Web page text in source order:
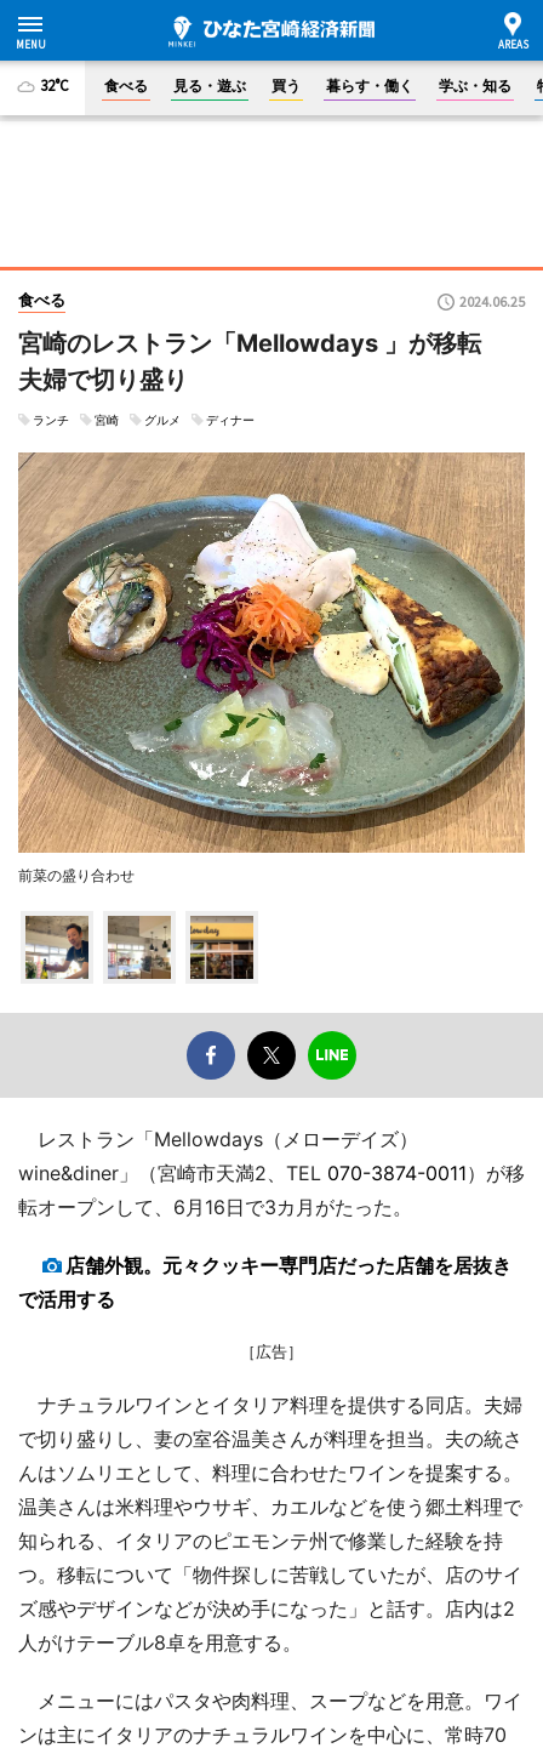
32°C 食べる 見る・遊ぶ 買う 暮らす・働く 学ぶ・知る
食べる 2024.06.25
宮崎のレストラン「Mellowdays 」が移転
夫婦で切り盛り
ランチ 宮崎 グルメ ディナー
前菜の盛り合わせ
レストラン「Mellowdays（メローデイズ）
wine&diner」（宮崎市天満2、TEL 070-3874-0011）が移
転オープンして、6月16日で3カ月がたった。
店舗外観。元々クッキー専門店だった店舗を居抜き
で活用する
［広告］
ナチュラルワインとイタリア料理を提供する同店。夫婦
で切り盛りし、妻の室谷温美さんが料理を担当。夫の統さ
んはソムリエとして、料理に合わせたワインを提案する。
温美さんは米料理やウサギ、カエルなどを使う郷土料理で
知られる、イタリアのピエモンテ州で修業した経験を持
つ。移転について「物件探しに苦戦していたが、店のサイ
ズ感やデザインなどが決め手になった」と話す。店内は2
人がけテーブル8卓を用意する。
メニューにはパスタや肉料理、スープなどを用意。ワイ
ンは主にイタリアのナチュラルワインを中心に、常時70